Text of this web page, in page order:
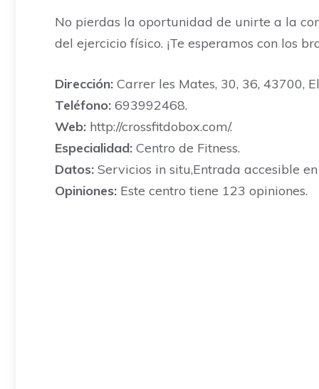
No pierdas la oportunidad de unirte a la
del ejercicio físico. ¡Te esperamos con los
Dirección: Carrer les Mates, 30, 36, 43700,
Teléfono: 693992468.
Web: http://crossfitdobox.com/.
Especialidad: Centro de Fitness.
Datos: Servicios in situ,Entrada accesible
Opiniones: Este centro tiene 123 opiniones.